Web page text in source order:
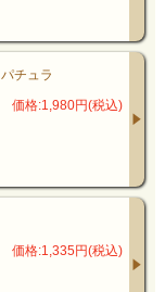
チュラ
価格:1,980円(税込)
価格:1,335円(税込)